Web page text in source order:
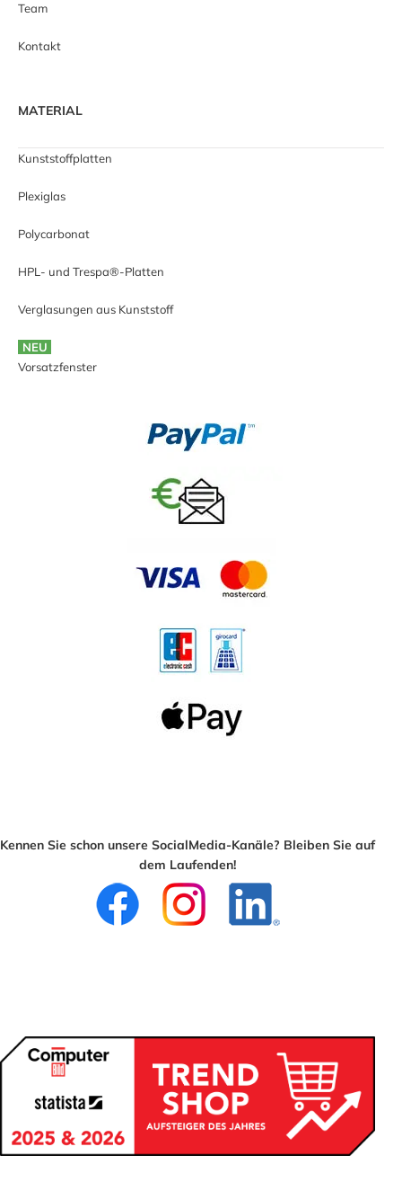
Team
Kontakt
MATERIAL
Kunststoffplatten
Plexiglas
Polycarbonat
HPL- und Trespa®-Platten
Verglasungen aus Kunststoff
NEU
Vorsatzfenster
Kennen Sie schon unsere SocialMedia-Kanäle? Bleiben Sie auf
dem Laufenden!